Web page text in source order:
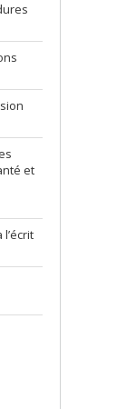
et